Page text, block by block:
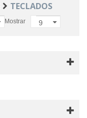
TECLADOS
Mostrar 9